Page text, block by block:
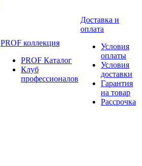
PROF коллекция
PROF Каталог
Клуб
профессионалов
Доставка и
оплата
Условия
оплаты
Условия
доставки
Гарантия
на товар
Рассрочка